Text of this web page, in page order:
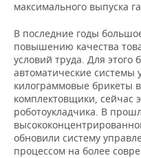
максимального выпуска
В последние годы
повышению качества
условий труда. Для
автоматические системы
килограммовые брикеты
комплектовщики, сейчас
роботоукладчика. В
обновили систему
процессом на более